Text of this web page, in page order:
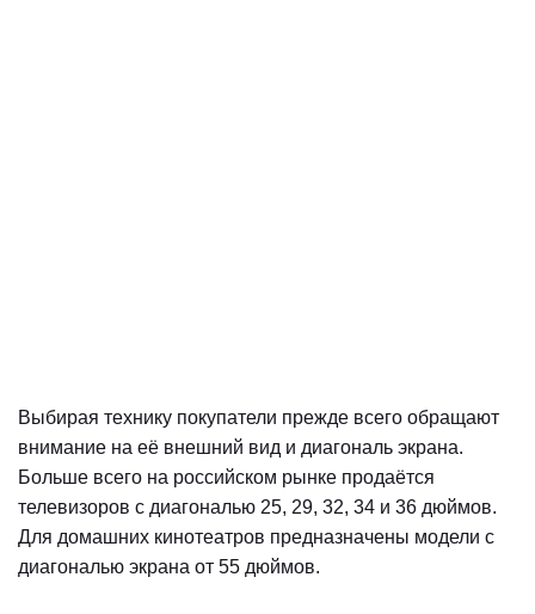
Выбирая технику покупатели прежде всего обращают
внимание на её внешний вид и диагональ экрана.
Больше всего на российском рынке продаётся
телевизоров с диагональю 25, 29, 32, 34 и 36 дюймов.
Для домашних кинотеатров предназначены модели с
диагональю экрана от 55 дюймов.